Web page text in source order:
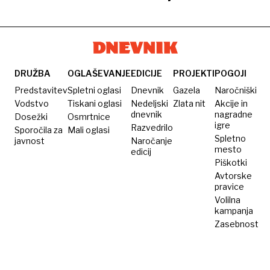
nadel
strategiji
Angliji
Margaret
Thatcher
takoj po
postavitvi
DRUŽBA
Predstavitev
Vodstvo
Dosežki
Sporočila za
javnost
OGLAŠEVANJE
Spletni oglasi
Tiskani oglasi
Osmrtnice
Mali oglasi
EDICIJE
Dnevnik
Nedeljski
dnevnik
Razvedrilo
Naročanje
edicij
PROJEKTI
Gazela
Zlata nit
POGOJI
Naročniški
Akcije in
nagradne
igre
Spletno
mesto
Piškotki
Avtorske
pravice
Volilna
kampanja
Zasebnost